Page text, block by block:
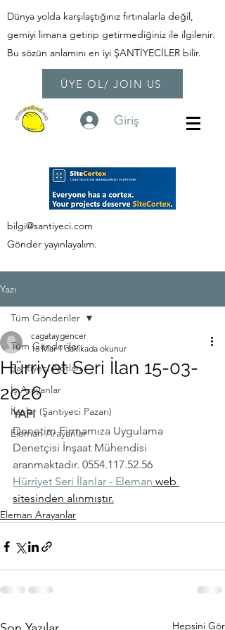
Dünya yolda karşılaştığınız fırtınalarla değil,
gemiyi limana getirip getirmediğiniz ile ilgilenir.
Bu sözün anlamını en iyi ŞANTİYECİLER bilir.
ÜYE OL/ JOIN US
Giriş
bilgi@santiyeci.com
Gönder yayınlayalım.
Yazı
Tüm Gönderiler
Şantiyeci Notları
İş Arayanlar
İlanlar (Şantiyeci Pazarı)
Eleman Arayanlar
Tüm Gönderiler
Hürriyet Seri İlan 15-03-
2026
cagataygencer
15 Mar 1 dakikada okunur
YAPI
Denetim Firmamıza Uygulama
Denetçisi İnşaat Mühendisi
aranmaktadır. 0554.117.52.56
Hürriyet Seri İlanlar - Eleman web
sitesinden alınmıştır.
Eleman Arayanlar
Hepsini Gör